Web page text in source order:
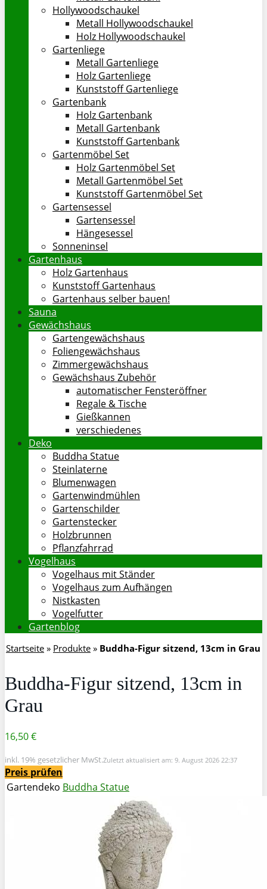
Hollywoodschaukel
Metall Hollywoodschaukel
Holz Hollywoodschaukel
Gartenliege
Metall Gartenliege
Holz Gartenliege
Kunststoff Gartenliege
Gartenbank
Holz Gartenbank
Metall Gartenbank
Kunststoff Gartenbank
Gartenmöbel Set
Holz Gartenmöbel Set
Metall Gartenmöbel Set
Kunststoff Gartenmöbel Set
Gartensessel
Gartensessel
Hängesessel
Sonneninsel
Gartenhaus
Holz Gartenhaus
Kunststoff Gartenhaus
Gartenhaus selber bauen!
Sauna
Gewächshaus
Gartengewächshaus
Foliengewächshaus
Zimmergewächshaus
Gewächshaus Zubehör
automatischer Fensteröffner
Regale & Tische
Gießkannen
verschiedenes
Deko
Buddha Statue
Steinlaterne
Blumenwagen
Gartenwindmühlen
Gartenschilder
Gartenstecker
Holzbrunnen
Pflanzfahrrad
Vogelhaus
Vogelhaus mit Ständer
Vogelhaus zum Aufhängen
Nistkasten
Vogelfutter
Gartenblog
Startseite » Produkte » Buddha-Figur sitzend, 13cm in Grau
Buddha-Figur sitzend, 13cm in
Grau
16,50 €
inkl. 19% gesetzlicher MwSt.Zuletzt aktualisiert am: 9. August 2026 22:37
Preis prüfen
Gartendeko Buddha Statue